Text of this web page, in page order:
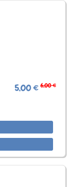
5,00 € 6,00 €